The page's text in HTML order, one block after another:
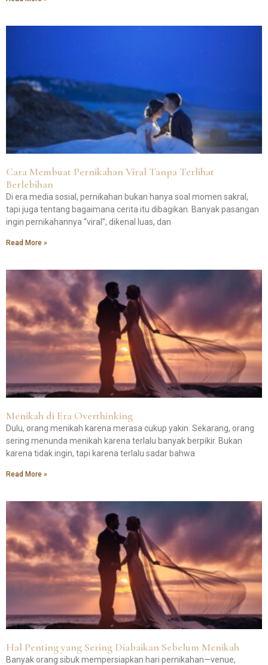
Cara Membuat Pernikahan Viral Tanpa Terlihat
Berlebihan
Di era media sosial, pernikahan bukan hanya soal momen sakral,
tapi juga tentang bagaimana cerita itu dibagikan. Banyak pasangan
ingin pernikahannya “viral”, dikenal luas, dan
Read More »
Menikah di Era Overthinking
Dulu, orang menikah karena merasa cukup yakin. Sekarang, orang
sering menunda menikah karena terlalu banyak berpikir. Bukan
karena tidak ingin, tapi karena terlalu sadar bahwa
Read More »
Hal Penting yang Sering Diabaikan Sebelum Menikah
Banyak orang sibuk mempersiapkan hari pernikahan—venue,